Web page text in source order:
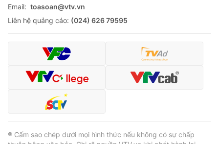
Email: toasoan@vtv.vn
Liên hệ quảng cáo: (024) 626 79595
® Cấm sao chép dưới mọi hình thức nếu không có sự chấp